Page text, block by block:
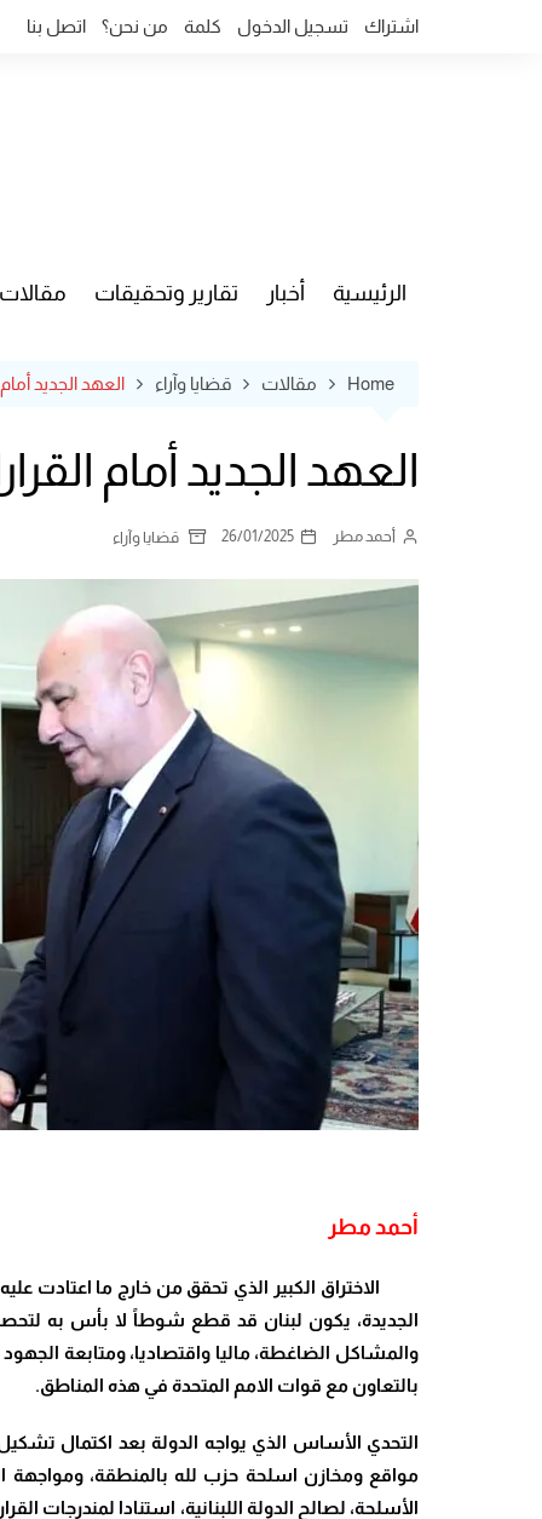
اشتراك تسجيل الدخول كلمة من نحن؟ اتصل بنا
الرئيسية أخبار تقارير وتحقيقات مقالات
Home مقالات قضايا وآراء العهد الجديد
العهد الجديد أمام
أحمد مطر 26/01/2025 قضايا وآراء
أحمد مطر
الاختراق الكبير الذي تحقق من خارج ما اعتادت
الجديدة، يكون لبنان قد قطع شوطاً لا بأس به
بالتعاون مع قوات الامم المتحدة في هذه المناطق.
مواقع ومخازن اسلحة حزب لله بالمنطقة، ومواجهة
الأسلحة، لصالح الدولة اللبنانية، استنادا لمندرجات